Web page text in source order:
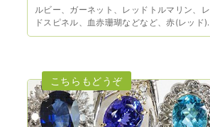
（兵庫県宝塚市）預かって頂くときに持
も見て頂く事が出き、購入した商品の
ルビー、ガーネット、レッドトルマリン、
ドスピネル、血赤珊瑚などなど、赤(レッド